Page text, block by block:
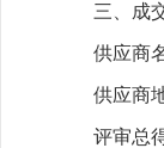
三、成
供应商
供应商
评审总